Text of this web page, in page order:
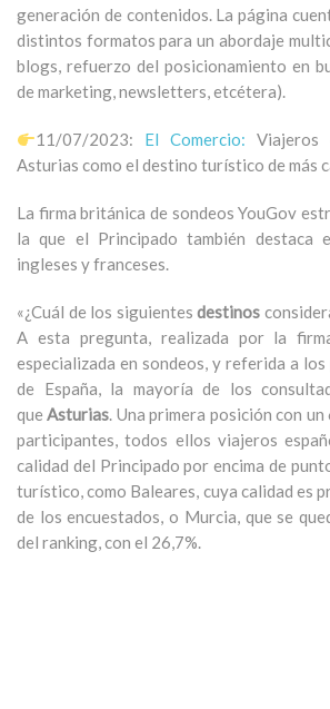
generación de contenidos. La página
distintos formatos para un abordaje
blogs, refuerzo del posicionamiento en
de marketing, newsletters, etcétera).
11/07/2023: El Comercio: Viajeros
Asturias como el destino turístico de más
La firma británica de sondeos YouGov
la que el Principado también destaca
ingleses y franceses.
«¿Cuál de los siguientesdestinos
A esta pregunta, realizada por la
especializada en sondeos, y referida a
de España, la mayoría de los
queAsturias. Una primera posición con
participantes, todos ellos viajeros
calidad del Principado por encima de
turístico, como Baleares, cuya calidad es
de los encuestados, o Murcia, que se
del ranking, con el 26,7%.